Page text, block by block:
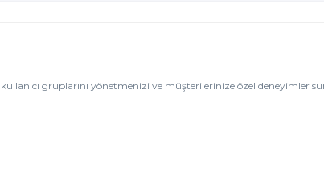
gruplarını yönetmenizi ve müşterilerinize özel deneyimler